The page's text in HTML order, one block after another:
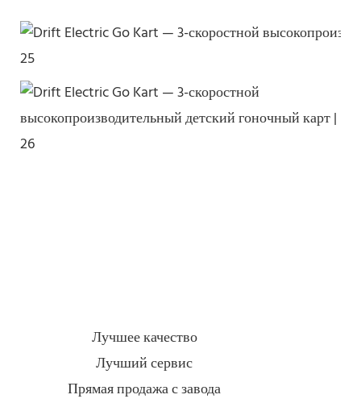
Лучшее качество
Лучший сервис
Прямая продажа с завода